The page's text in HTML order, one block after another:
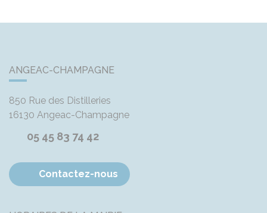
ANGEAC-CHAMPAGNE
850 Rue des Distilleries
16130 Angeac-Champagne
05 45 83 74 42
Contactez-nous